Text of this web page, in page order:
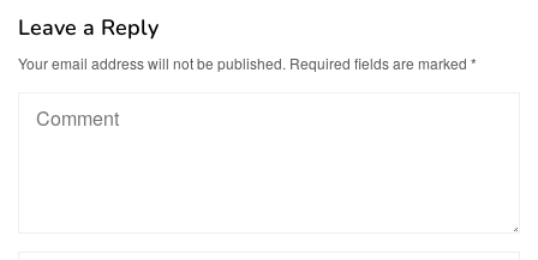
Leave a Reply
Your email address will not be published. Required fields are marked *